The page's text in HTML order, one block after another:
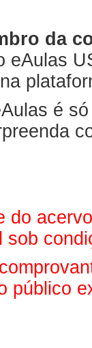
da
eAulas
é
do
público